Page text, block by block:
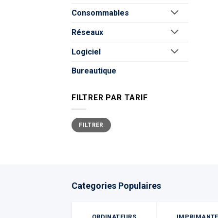
Consommables
Réseaux
Logiciel
Bureautique
FILTRER PAR TARIF
Prix
min
Prix
maxFILTRER
Categories Populaires